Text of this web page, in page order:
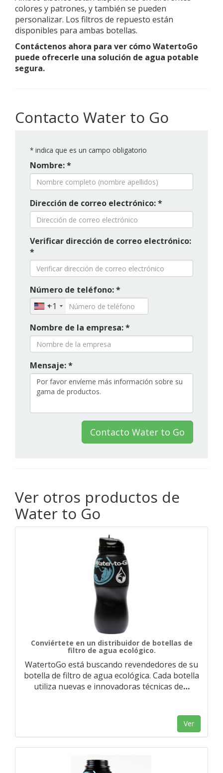
colores y patrones, y también se pueden
personalizar. Los filtros de repuesto están
disponibles para ambas botellas.
Contáctenos ahora para ver cómo WatertoGo
puede ofrecerle una solución de agua potable
segura.
Contacto Water to Go
* indica que es un campo obligatorio
Nombre: *
Dirección de correo electrónico: *
Verificar dirección de correo electrónico:
*
Número de teléfono: *
+1
Nombre de la empresa: *
Mensaje: *
Contacto Water to Go
Ver otros productos de
Water to Go
Conviértete en un distribuidor de botellas de
filtro de agua ecológico.
WatertoGo está buscando revendedores de su
botella de filtro de agua ecológica. Cada botella
utiliza nuevas e innovadoras técnicas de…
Ver